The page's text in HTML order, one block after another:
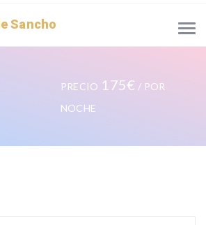
PRECIO 175€ / POR
NOCHE